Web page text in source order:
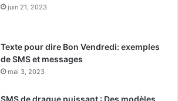
juin 21, 2023
Texte pour dire Bon Vendredi: exemples
de SMS et messages
mai 3, 2023
SMS de drague puissant : Des modèles